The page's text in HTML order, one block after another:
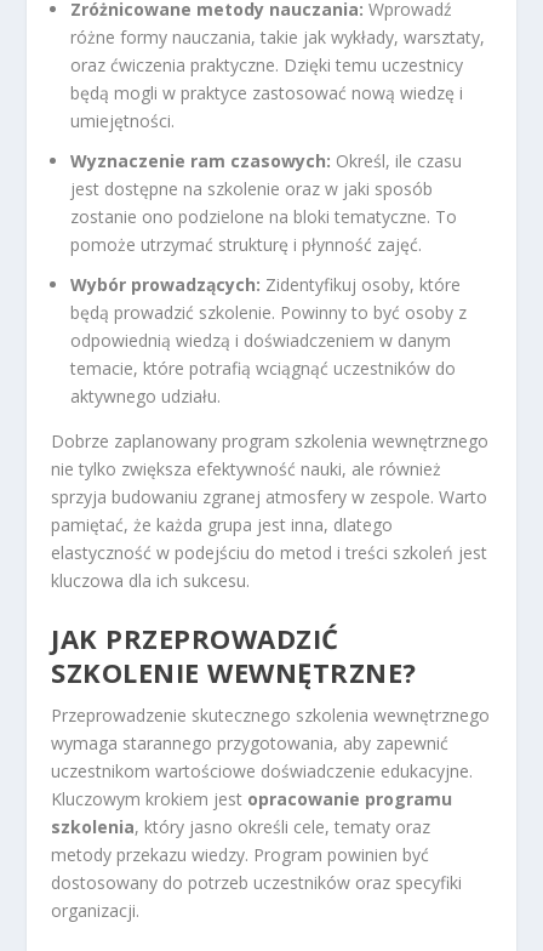
Zróżnicowane metody nauczania: Wprowadź
różne formy nauczania, takie jak wykłady, warsztaty,
oraz ćwiczenia praktyczne. Dzięki temu uczestnicy
będą mogli w praktyce zastosować nową wiedzę i
umiejętności.
Wyznaczenie ram czasowych: Określ, ile czasu
jest dostępne na szkolenie oraz w jaki sposób
zostanie ono podzielone na bloki tematyczne. To
pomoże utrzymać strukturę i płynność zajęć.
Wybór prowadzących: Zidentyfikuj osoby, które
będą prowadzić szkolenie. Powinny to być osoby z
odpowiednią wiedzą i doświadczeniem w danym
temacie, które potrafią wciągnąć uczestników do
aktywnego udziału.
Dobrze zaplanowany program szkolenia wewnętrznego
nie tylko zwiększa efektywność nauki, ale również
sprzyja budowaniu zgranej atmosfery w zespole. Warto
pamiętać, że każda grupa jest inna, dlatego
elastyczność w podejściu do metod i treści szkoleń jest
kluczowa dla ich sukcesu.
JAK PRZEPROWADZIĆ
SZKOLENIE WEWNĘTRZNE?
Przeprowadzenie skutecznego szkolenia wewnętrznego
wymaga starannego przygotowania, aby zapewnić
uczestnikom wartościowe doświadczenie edukacyjne.
Kluczowym krokiem jest opracowanie programu
szkolenia, który jasno określi cele, tematy oraz
metody przekazu wiedzy. Program powinien być
dostosowany do potrzeb uczestników oraz specyfiki
organizacji.